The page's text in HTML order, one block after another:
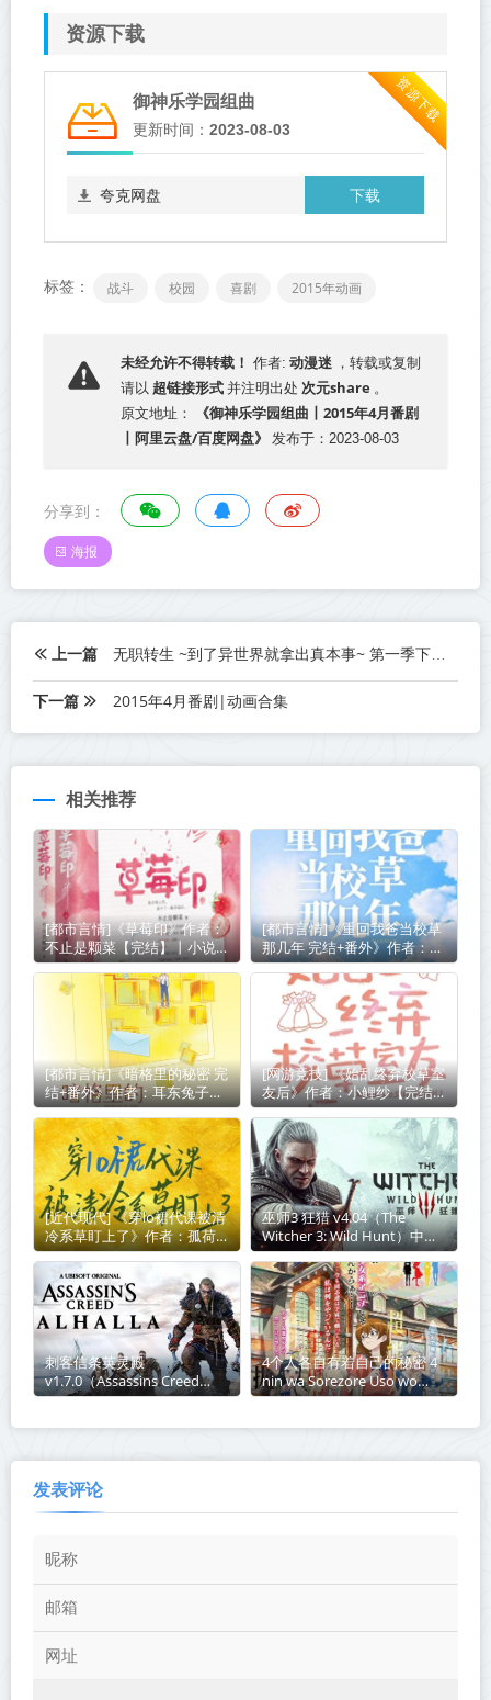
资源下载
资源下载
御神乐学园组曲
更新时间： 2023-08-03
下载
夸克网盘
标签： 战斗 校园 喜剧 2015年动画
未经允许不得转载！ 作者: 动漫迷
，转载或复制
请以 超链接形式 并注明出处 次元share 。
原文地址：
《御神乐学园组曲丨2015年4月番剧
丨阿里云盘/百度网盘》
发布于：2023-08-03
分享到：
海报
上一篇 无职转生 ~到了异世界就拿出真本事~ 第一季下半篇（12-23集）丨2021年10月番剧丨阿里云盘/百度网盘
下一篇 2015年4月番剧|动画合集
相关推荐
[都市言情]《草莓印》作者：
不止是颗菜【完结】丨小说资
源百度网盘免费txt下载
[都市言情]《重回我爸当校草
那几年 完结+番外》作者：春
风榴火【完结】丨小说资源百
度网盘免费txt下载
[都市言情]《暗格里的秘密 完
结+番外》作者：耳东兔子
【完结】丨小说资源百度网盘
免费txt下载
[网游竞技] 《始乱终弃校草室
友后》作者：小鲤纱【完结】
丨百度网盘免费txt下载
[近代现代] 《穿lo裙代课被清
冷系草盯上了》作者：孤荷
【完结】丨百度网盘免费txt
下载
巫师3 狂猎 v4.04（The
Witcher 3: Wild Hunt）中文
版网盘下载
刺客信条英灵殿
v1.7.0（Assassins Creed
Valhalla）中文版网盘下载
4个人各自有着自己的秘密 4
nin wa Sorezore Uso wo
Tsuku 01-11 1080P MP4 简中
发表评论